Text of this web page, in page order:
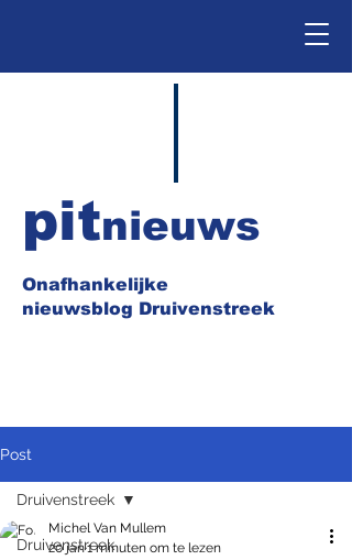
Onafhankelijke
nieuwsblog Druivenstreek
pitnieuws
Post
Druivenstreek
Druivenstreek
Michel Van Mullem
20 jan1 minuten om te lezen